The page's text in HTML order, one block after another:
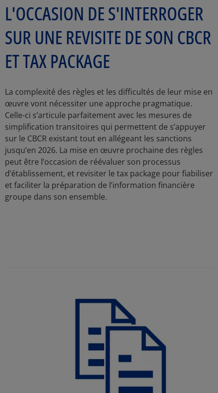
L'OCCASION DE S'INTERROGER
SUR UNE REVISITE DE SON CBCR
ET TAX PACKAGE
La complexité des règles et les difficultés de leur mise en
œuvre vont nécessiter une approche pragmatique.
Celle-ci s’articule parfaitement avec les mesures de
simplification transitoires qui permettent de s’appuyer
sur le CBCR existant tout en allégeant les sanctions
jusqu’en 2026. La mise en œuvre prochaine des règles
peut être l’occasion de réévaluer son processus
d’établissement, et revisiter le tax package pour fiabiliser
et faciliter la préparation de l’information financière
groupe dans son ensemble.